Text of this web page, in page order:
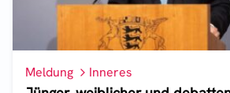
Meldung Inneres